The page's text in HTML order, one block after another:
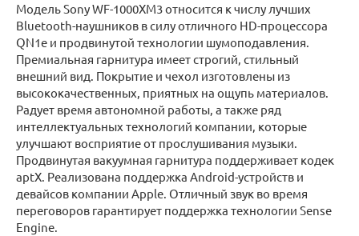
Модель Sony WF-1000XM3 относится к числу лучших
Bluetooth-наушников в силу отличного HD-процессора
QN1e и продвинутой технологии шумоподавления.
Премиальная гарнитура имеет строгий, стильный
внешний вид. Покрытие и чехол изготовлены из
высококачественных, приятных на ощупь материалов.
Радует время автономной работы, а также ряд
интеллектуальных технологий компании, которые
улучшают восприятие от прослушивания музыки.
Продвинутая вакуумная гарнитура поддерживает кодек
aptX. Реализована поддержка Android-устройств и
девайсов компании Apple. Отличный звук во время
переговоров гарантирует поддержка технологии Sense
Engine.